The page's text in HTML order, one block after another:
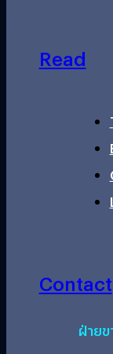
Read
Contact
ฝ่าย